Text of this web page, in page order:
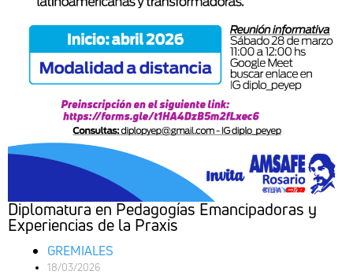
Diplomatura en Pedagogías Emancipadoras y
Experiencias de la Praxis
GREMIALES
18/03/2026